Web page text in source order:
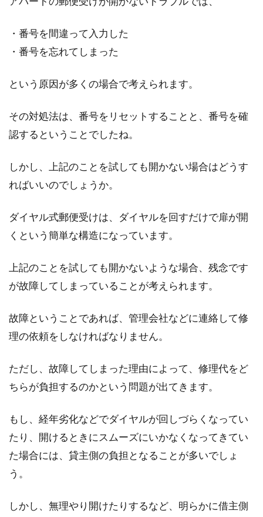
・番号を間違って入力した
・番号を忘れてしまった
という原因が多くの場合で考えられます。
その対処法は、番号をリセットすることと、番号を確
認するということでしたね。
しかし、上記のことを試しても開かない場合はどうす
ればいいのでしょうか。
ダイヤル式郵便受けは、ダイヤルを回すだけで扉が開
くという簡単な構造になっています。
上記のことを試しても開かないような場合、残念です
が故障してしまっていることが考えられます。
故障ということであれば、管理会社などに連絡して修
理の依頼をしなければなりません。
ただし、故障してしまった理由によって、修理代をど
ちらが負担するのかという問題が出てきます。
もし、経年劣化などでダイヤルが回しづらくなってい
たり、開けるときにスムーズにいかなくなってきてい
た場合には、貸主側の負担となることが多いでしょ
う。
しかし、無理やり開けたりするなど、明らかに借主側